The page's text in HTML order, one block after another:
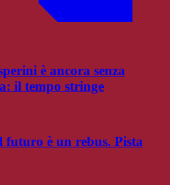
è ancora senza
il tempo stringe
è un rebus. Pista